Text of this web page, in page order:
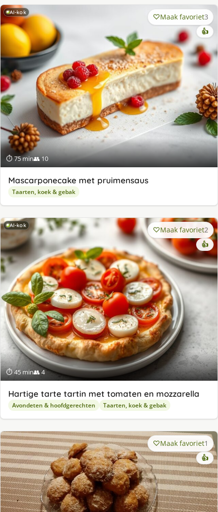
AI-kok
⏱ 75 min👥 10
Maak favoriet3
👍
Mascarponecake met pruimensaus
Taarten, koek & gebak
AI-kok
⏱ 45 min👥 4
Maak favoriet2
👍
Hartige tarte tartin met tomaten en mozzarella
Avondeten & hoofdgerechten Taarten, koek & gebak
Maak favoriet1
👍